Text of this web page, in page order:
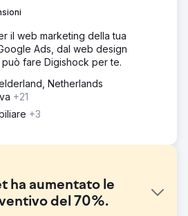
il web marketing della tua
Ads, dal web design
fare Digishock per te.
Netherlands
+21
+3
ha aumentato le
del 70%.